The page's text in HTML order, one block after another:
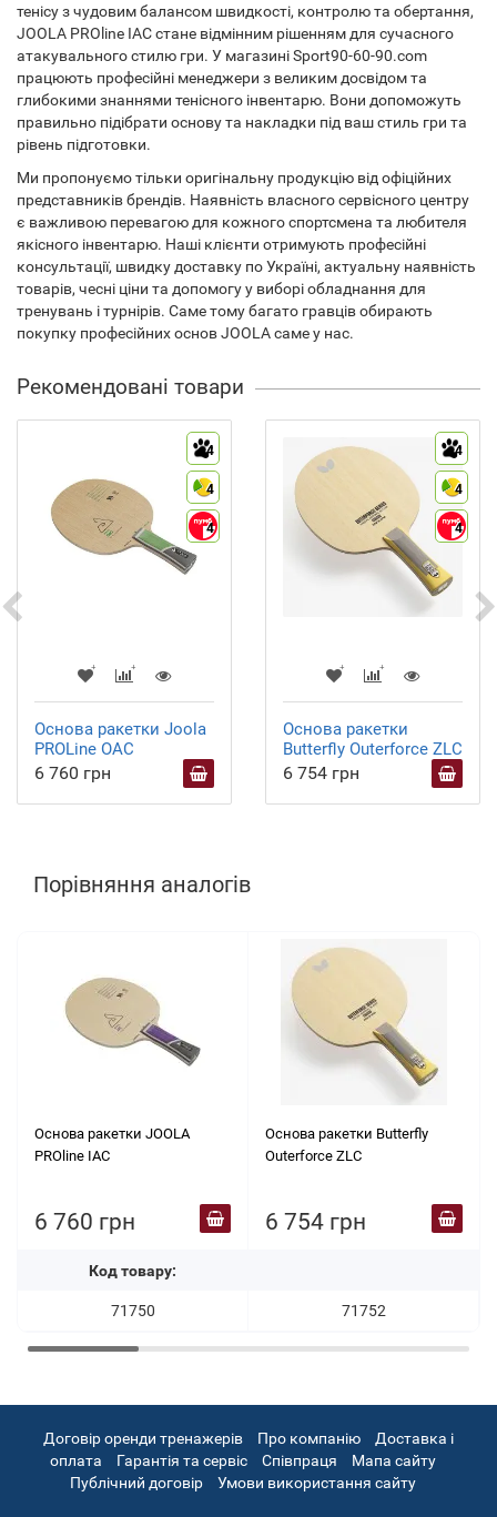
тенісу з чудовим балансом швидкості, контролю та обертання,
JOOLA PROline IAC стане відмінним рішенням для сучасного
атакувального стилю гри. У магазині Sport90-60-90.com
працюють професійні менеджери з великим досвідом та
глибокими знаннями тенісного інвентарю. Вони допоможуть
правильно підібрати основу та накладки під ваш стиль гри та
рівень підготовки.
Ми пропонуємо тільки оригінальну продукцію від офіційних
представників брендів. Наявність власного сервісного центру
є важливою перевагою для кожного спортсмена та любителя
якісного інвентарю. Наші клієнти отримують професійні
консультації, швидку доставку по Україні, актуальну наявність
товарів, чесні ціни та допомогу у виборі обладнання для
тренувань і турнірів. Саме тому багато гравців обирають
покупку професійних основ JOOLA саме у нас.
Рекомендовані товари
4
4
4
Основа ракетки Joola
PROLine OAC
6 760 грн
4
4
4
Основа ракетки
Butterfly Outerforce ZLC
6 754 грн
Порівняння аналогів
Основа ракетки JOOLA
PROline IAC
6 760 грн
Код товару:
71750
Основа ракетки Butterfly
Outerforce ZLC
6 754 грн
71752
Договір оренди тренажерів Про компанію
Доставка і
оплата
Гарантія та сервіс Співпраця
Мапа сайту
Публічний договір
Умови використання сайту